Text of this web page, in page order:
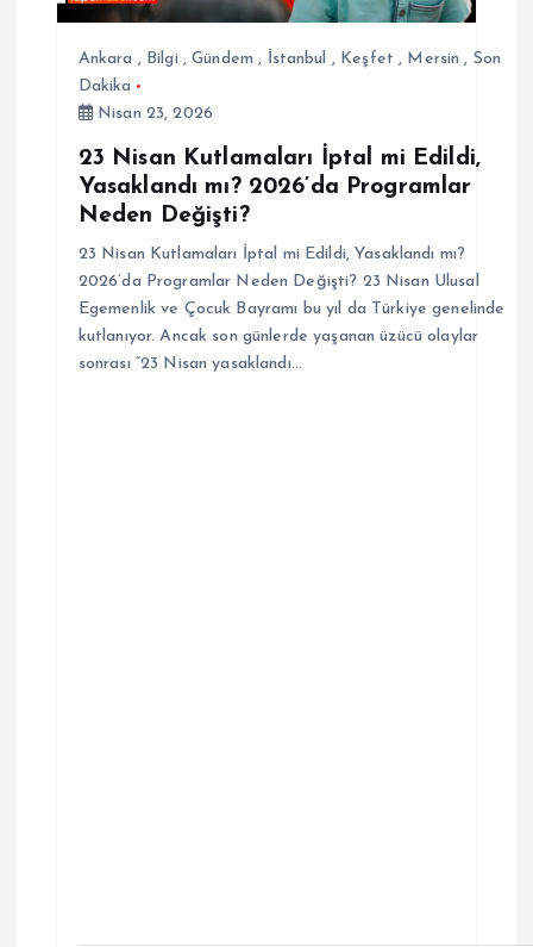
Ankara , Bilgi ,Gündem , İstanbul , Keşfet , Mersin , Son
Dakika
Nisan 23, 2026
23 Nisan Kutlamaları İptal mi Edildi,
Yasaklandı mı? 2026’da Programlar
Neden Değişti?
23 Nisan Kutlamaları İptal mi Edildi, Yasaklandı mı?
2026’da Programlar Neden Değişti? 23 Nisan Ulusal
Egemenlik ve Çocuk Bayramı bu yıl da Türkiye genelinde
kutlanıyor. Ancak son günlerde yaşanan üzücü olaylar
sonrası “23 Nisan yasaklandı…